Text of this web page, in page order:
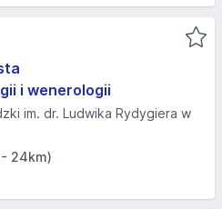
i wenerologii
im. dr. Ludwika Rydygiera w
- 24km)